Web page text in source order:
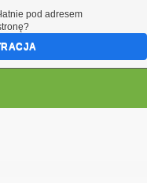
pod adresem